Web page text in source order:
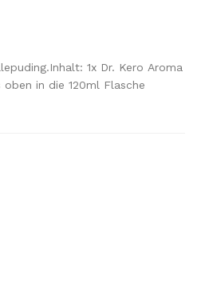
1x Dr. Kero Aroma
in die 120ml Flasche